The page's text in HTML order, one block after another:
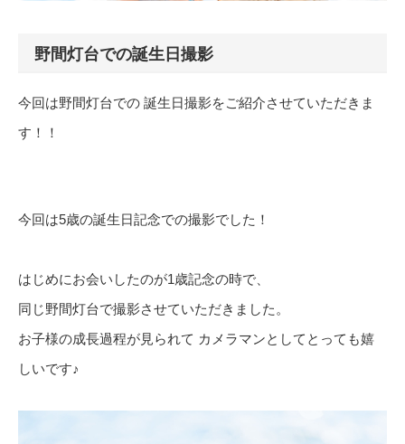
野間灯台での誕生日撮影
今回は野間灯台での 誕生日撮影をご紹介させていただきま
す！！
今回は5歳の誕生日記念での撮影でした！
はじめにお会いしたのが1歳記念の時で、
同じ野間灯台で撮影させていただきました。
お子様の成長過程が見られて カメラマンとしてとっても嬉
しいです♪